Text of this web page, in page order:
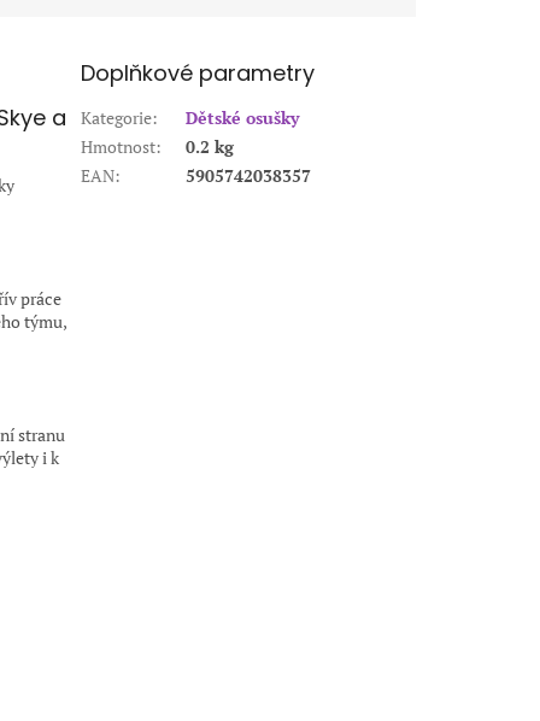
a
práce
týmu,
stranu
i k
Doplňkové parametry
Kategorie:
Dětské osušky
Hmotnost:
0.2 kg
EAN: 5905742038357